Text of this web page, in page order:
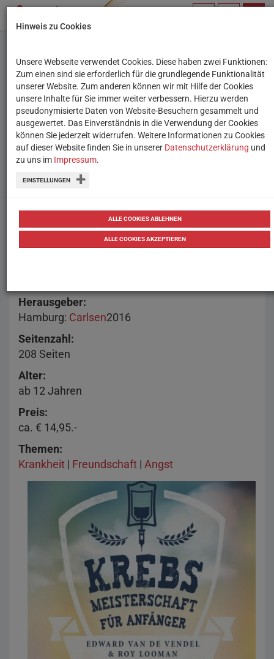
Krebsmeisterschaft für
Anfänger
Beim 15-jährigen Max wird
Lymphknotenkrebs diagnostiziert.
Entschlossen stellt er sich der
Krankheit, hat aber dennoch mit
kämpfen.
Herausgeber
Hamburg: Carlsen2016
Seitenzahl
208 Seiten
Alter
ab 12 Jahren
Preis
ca. € 14,95.-
Themen
Krankheit | Freundschaft | Angst
Hinweis zu Cookies
Unsere Webseite verwendet Cookies. Diese haben zwei Funktionen:
Zum einen sind sie erforderlich für die grundlegende Funktionalität
unserer Website. Zum anderen können wir mit Hilfe der Cookies
unsere Inhalte für Sie immer weiter verbessern. Hierzu werden
pseudonymisierte Daten von Website-Besuchern gesammelt und
ausgewertet. Das Einverständnis in die Verwendung der Cookies
können Sie jederzeit widerrufen. Weitere Informationen zu Cookies
auf dieser Website finden Sie in unserer Datenschutzerklärung und
zu uns im Impressum.
EINSTELLUNGEN
ALLE COOKIES ABLEHNEN
ALLE COOKIES AKZEPTIEREN